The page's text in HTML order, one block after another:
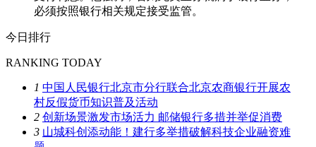
必须按照银行相关规定接受监管。
今日排行
RANKING TODAY
1 中国人民银行北京市分行联合北京农商银行开展农
村反假货币知识普及活动
2 创新场景激发市场活力 邮储银行多措并举促消费
3 山城科创添动能！建行多举措破解科技企业融资难